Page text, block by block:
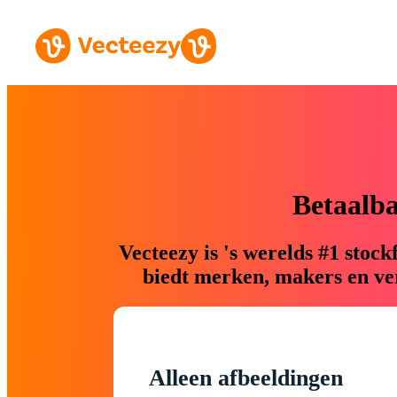
Vecteezy is 's werelds #1
biedt merken, makers en
Alleen afbeeldingen